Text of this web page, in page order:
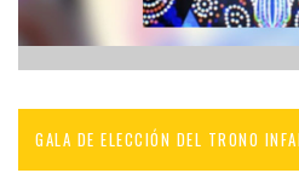
GALA DE ELECCIÓN DEL TRONO